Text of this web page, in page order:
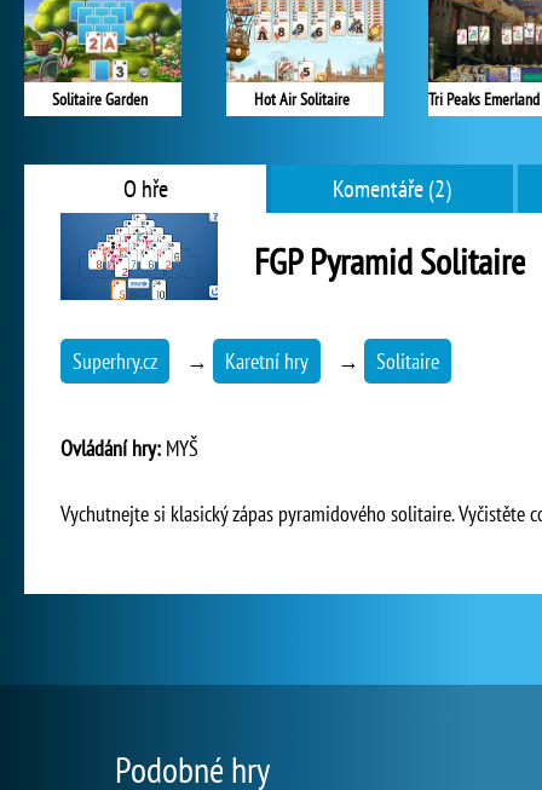
Solitaire Garden Hot Air Solitaire
O hře Komentáře (2)
FGP Pyramid Solitaire
Superhry.cz → Karetní hry → Solitaire
Ovládání hry: MYŠ
Vychutnejte si klasický zápas pyramidového solitaire. Vyčistěte
Podobné hry